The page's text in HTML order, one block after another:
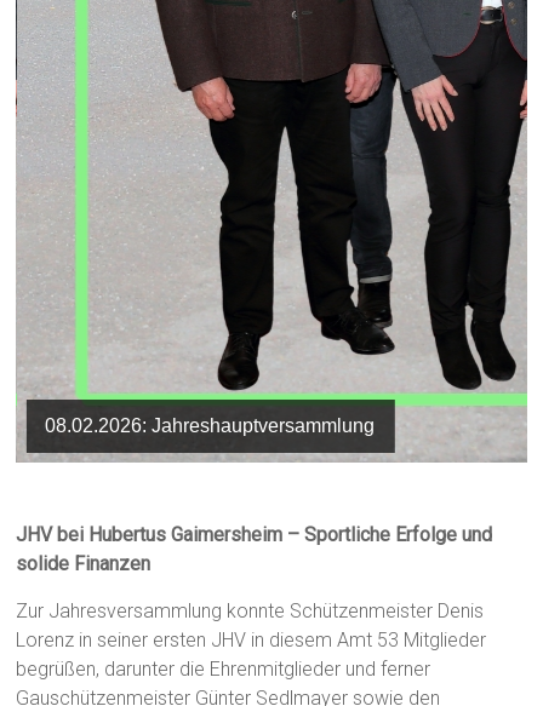
08.02.2026: Jahreshauptversammlung
JHV bei Hubertus Gaimersheim – Sportliche Erfolge und
solide Finanzen
Zur Jahresversammlung konnte Schützenmeister Denis
Lorenz in seiner ersten JHV in diesem Amt 53 Mitglieder
begrüßen, darunter die Ehrenmitglieder und ferner
Gauschützenmeister Günter Sedlmayer sowie den